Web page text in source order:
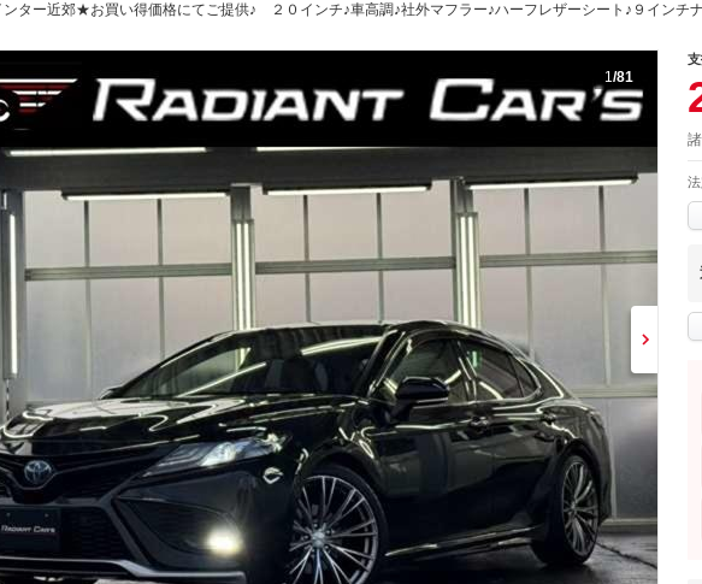
ター近郊★お買い得価格にてご提供♪ ２０インチ♪車高調♪社外マフラー♪ハーフレザーシート♪９インチ
1/81
法